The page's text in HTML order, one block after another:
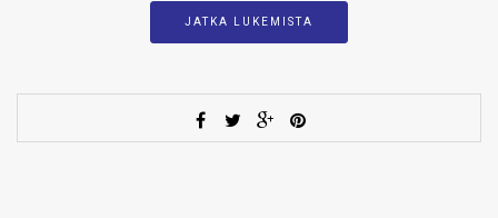
JATKA LUKEMISTA